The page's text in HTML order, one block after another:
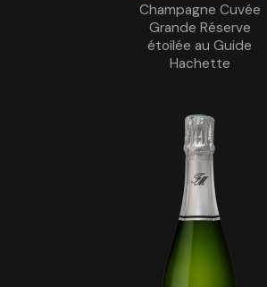
Champagne Cuvée
Grande Réserve
étoilée au Guide
Hachette